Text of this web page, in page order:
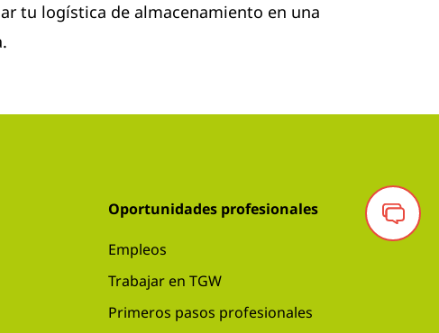
tu logística de almacenamiento en una
Oportunidades profesionales
Empleos
Trabajar en TGW
Primeros pasos profesionales